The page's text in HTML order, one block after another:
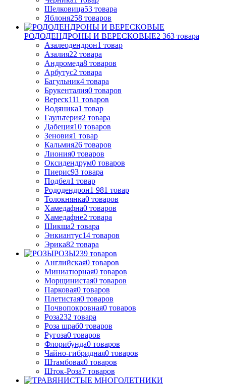
Шелковица53 товара
Яблоня258 товаров
РОДОДЕНДРОНЫ И ВЕРЕСКОВЫЕ2 363 товара
Азалеодендрон1 товар
Азалия22 товара
Андромеда8 товаров
Арбутус2 товара
Багульник4 товара
Брукенталия0 товаров
Вереск111 товаров
Водяника1 товар
Гаультерия2 товара
Дабеция10 товаров
Зеновия1 товар
Кальмия26 товаров
Лиония0 товаров
Оксидендрум0 товаров
Пиерис93 товара
Подбел1 товар
Рододендрон1 981 товар
Толокнянка0 товаров
Хамедафна0 товаров
Хамедафне2 товара
Шикша2 товара
Энкиантус14 товаров
Эрика82 товара
РОЗЫ239 товаров
Английская0 товаров
Миниатюрная0 товаров
Морщинистая0 товаров
Парковая0 товаров
Плетистая0 товаров
Почвопокровная0 товаров
Роза232 товара
Роза шраб0 товаров
Ругоза0 товаров
Флорибунда0 товаров
Чайно-гибридная0 товаров
Штамбовая0 товаров
Шток-Роза7 товаров